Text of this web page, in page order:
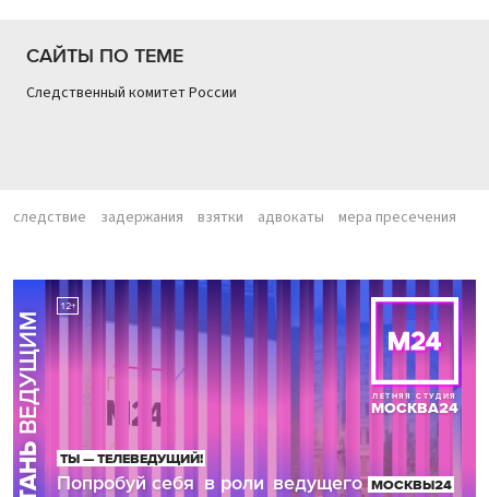
САЙТЫ ПО ТЕМЕ
Следственный комитет России
следствие задержания взятки адвокаты мера пресечения